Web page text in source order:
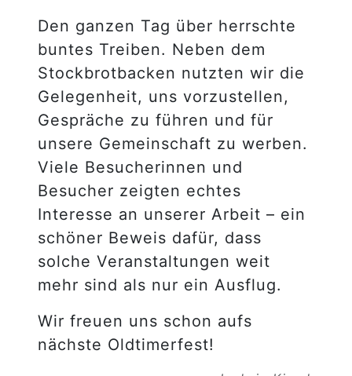
Den ganzen Tag über herrschte
buntes Treiben. Neben dem
Stockbrotbacken nutzten wir die
Gelegenheit, uns vorzustellen,
Gespräche zu führen und für
unsere Gemeinschaft zu werben.
Viele Besucherinnen und
Besucher zeigten echtes
Interesse an unserer Arbeit – ein
schöner Beweis dafür, dass
solche Veranstaltungen weit
mehr sind als nur ein Ausflug.
Wir freuen uns schon aufs
nächste Oldtimerfest!